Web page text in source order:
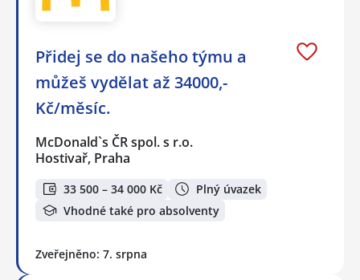
Přidej se do našeho týmu a
můžeš vydělat až 34000,-
Kč/měsíc.
McDonald`s ČR spol. s r.o.
Hostivař, Praha
33 500 – 34 000 Kč
Plný úvazek
Vhodné také pro absolventy
Zveřejněno: 7. srpna